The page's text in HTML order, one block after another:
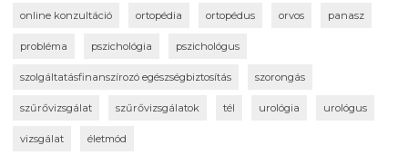
online konzultáció ortopédia ortopédus orvos panasz
probléma pszichológia pszichológus
szolgáltatásfinanszírozó egészségbiztosítás szorongás
szűrővizsgálat szűrővizsgálatok tél urológia urológus
vizsgálat életmód